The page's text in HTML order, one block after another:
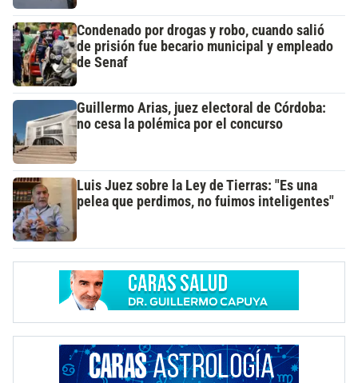
Condenado por drogas y robo, cuando salió
de prisión fue becario municipal y empleado
de Senaf
Guillermo Arias, juez electoral de Córdoba:
no cesa la polémica por el concurso
Luis Juez sobre la Ley de Tierras: "Es una
pelea que perdimos, no fuimos inteligentes"